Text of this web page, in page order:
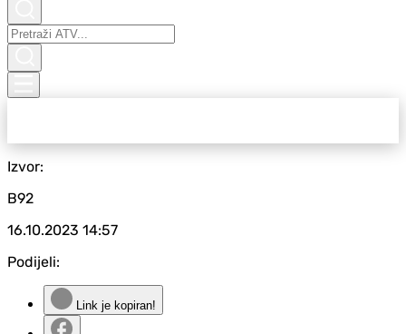
Izvor:
B92
16.10.2023 14:57
Podijeli:
Link je kopiran!